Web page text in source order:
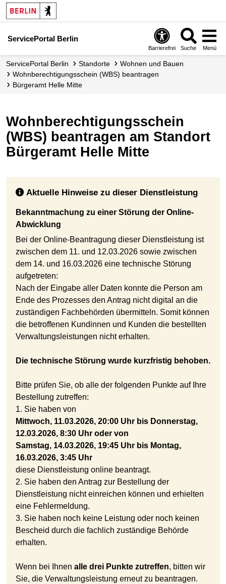
ServicePortal Berlin
Barrierefrei Suche Menü
ServicePortal Berlin Standorte
Wohnen und Bauen
Wohnberechtigungsschein (WBS) beantragen
Bürgeramt Helle Mitte
Wohnberechtigungsschein
(WBS) beantragen am Standort
Bürgeramt Helle Mitte
Aktuelle Hinweise zu dieser Dienstleistung
Bekanntmachung zu einer Störung der Online-
Abwicklung
Bei der Online-Beantragung dieser Dienstleistung ist
zwischen dem 11. und 12.03.2026 sowie zwischen
dem 14. und 16.03.2026 eine technische Störung
aufgetreten:
Nach der Eingabe aller Daten konnte die Person am
Ende des Prozesses den Antrag nicht digital an die
zuständigen Fachbehörden übermitteln. Somit können
die betroffenen Kundinnen und Kunden die bestellten
Verwaltungsleistungen nicht erhalten.
Die technische Störung wurde kurzfristig behoben.
Bitte prüfen Sie, ob alle der folgenden Punkte auf Ihre
Bestellung zutreffen:
1. Sie haben von
Mittwoch, 11.03.2026, 20:00 Uhr bis Donnerstag,
12.03.2026, 8:30 Uhr oder von
Samstag, 14.03.2026, 19:45 Uhr bis Montag,
16.03.2026, 3:45 Uhr
diese Dienstleistung online beantragt.
2. Sie haben den Antrag zur Bestellung der
Dienstleistung nicht einreichen können und erhielten
eine Fehlermeldung.
3. Sie haben noch keine Leistung oder noch keinen
Bescheid durch die fachlich zuständige Behörde
erhalten.
Wenn bei Ihnen alle drei Punkte zutreffen, bitten wir
Sie, die Verwaltungsleistung erneut zu beantragen.